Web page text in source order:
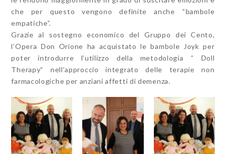
che per questo vengono definite anche “bambole
empatiche”.
Grazie al sostegno economico del Gruppo dei Cento,
l’Opera Don Orione ha acquistato le bambole Joyk per
poter introdurre l’utilizzo della metodologia “ Doll
Therapy” nell’approccio integrato delle terapie non
farmacologiche per anziani affetti di demenza.